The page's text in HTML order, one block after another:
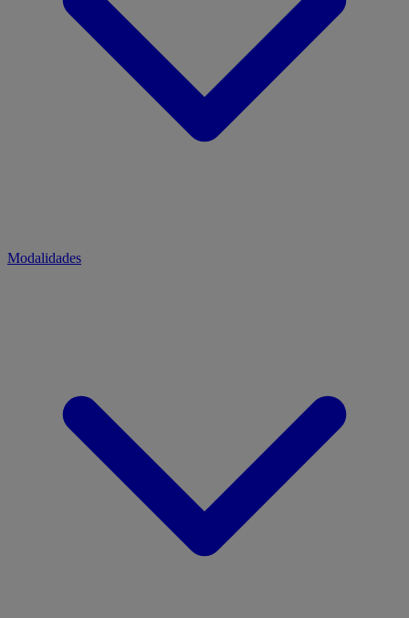
Modalidades